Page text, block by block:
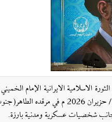
الاسلامية الايرانية الإمام
الثورة وتجديد البيعة للقيادة» أمس
جانب شخصيات عسكرية ومدنية بارزة.